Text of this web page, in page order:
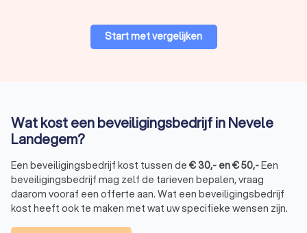
Start met vergelijken
Wat kost een beveiligingsbedrijf in Nevele
Landegem?
Een beveiligingsbedrijf kost tussen de €30,- en€50,-Een
beveiligingsbedrijf mag zelf de tarieven bepalen, vraag
daarom vooraf een offerte aan. Wat een beveiligingsbedrijf
kost heeft ook te maken met wat uw specifieke wensen zijn.